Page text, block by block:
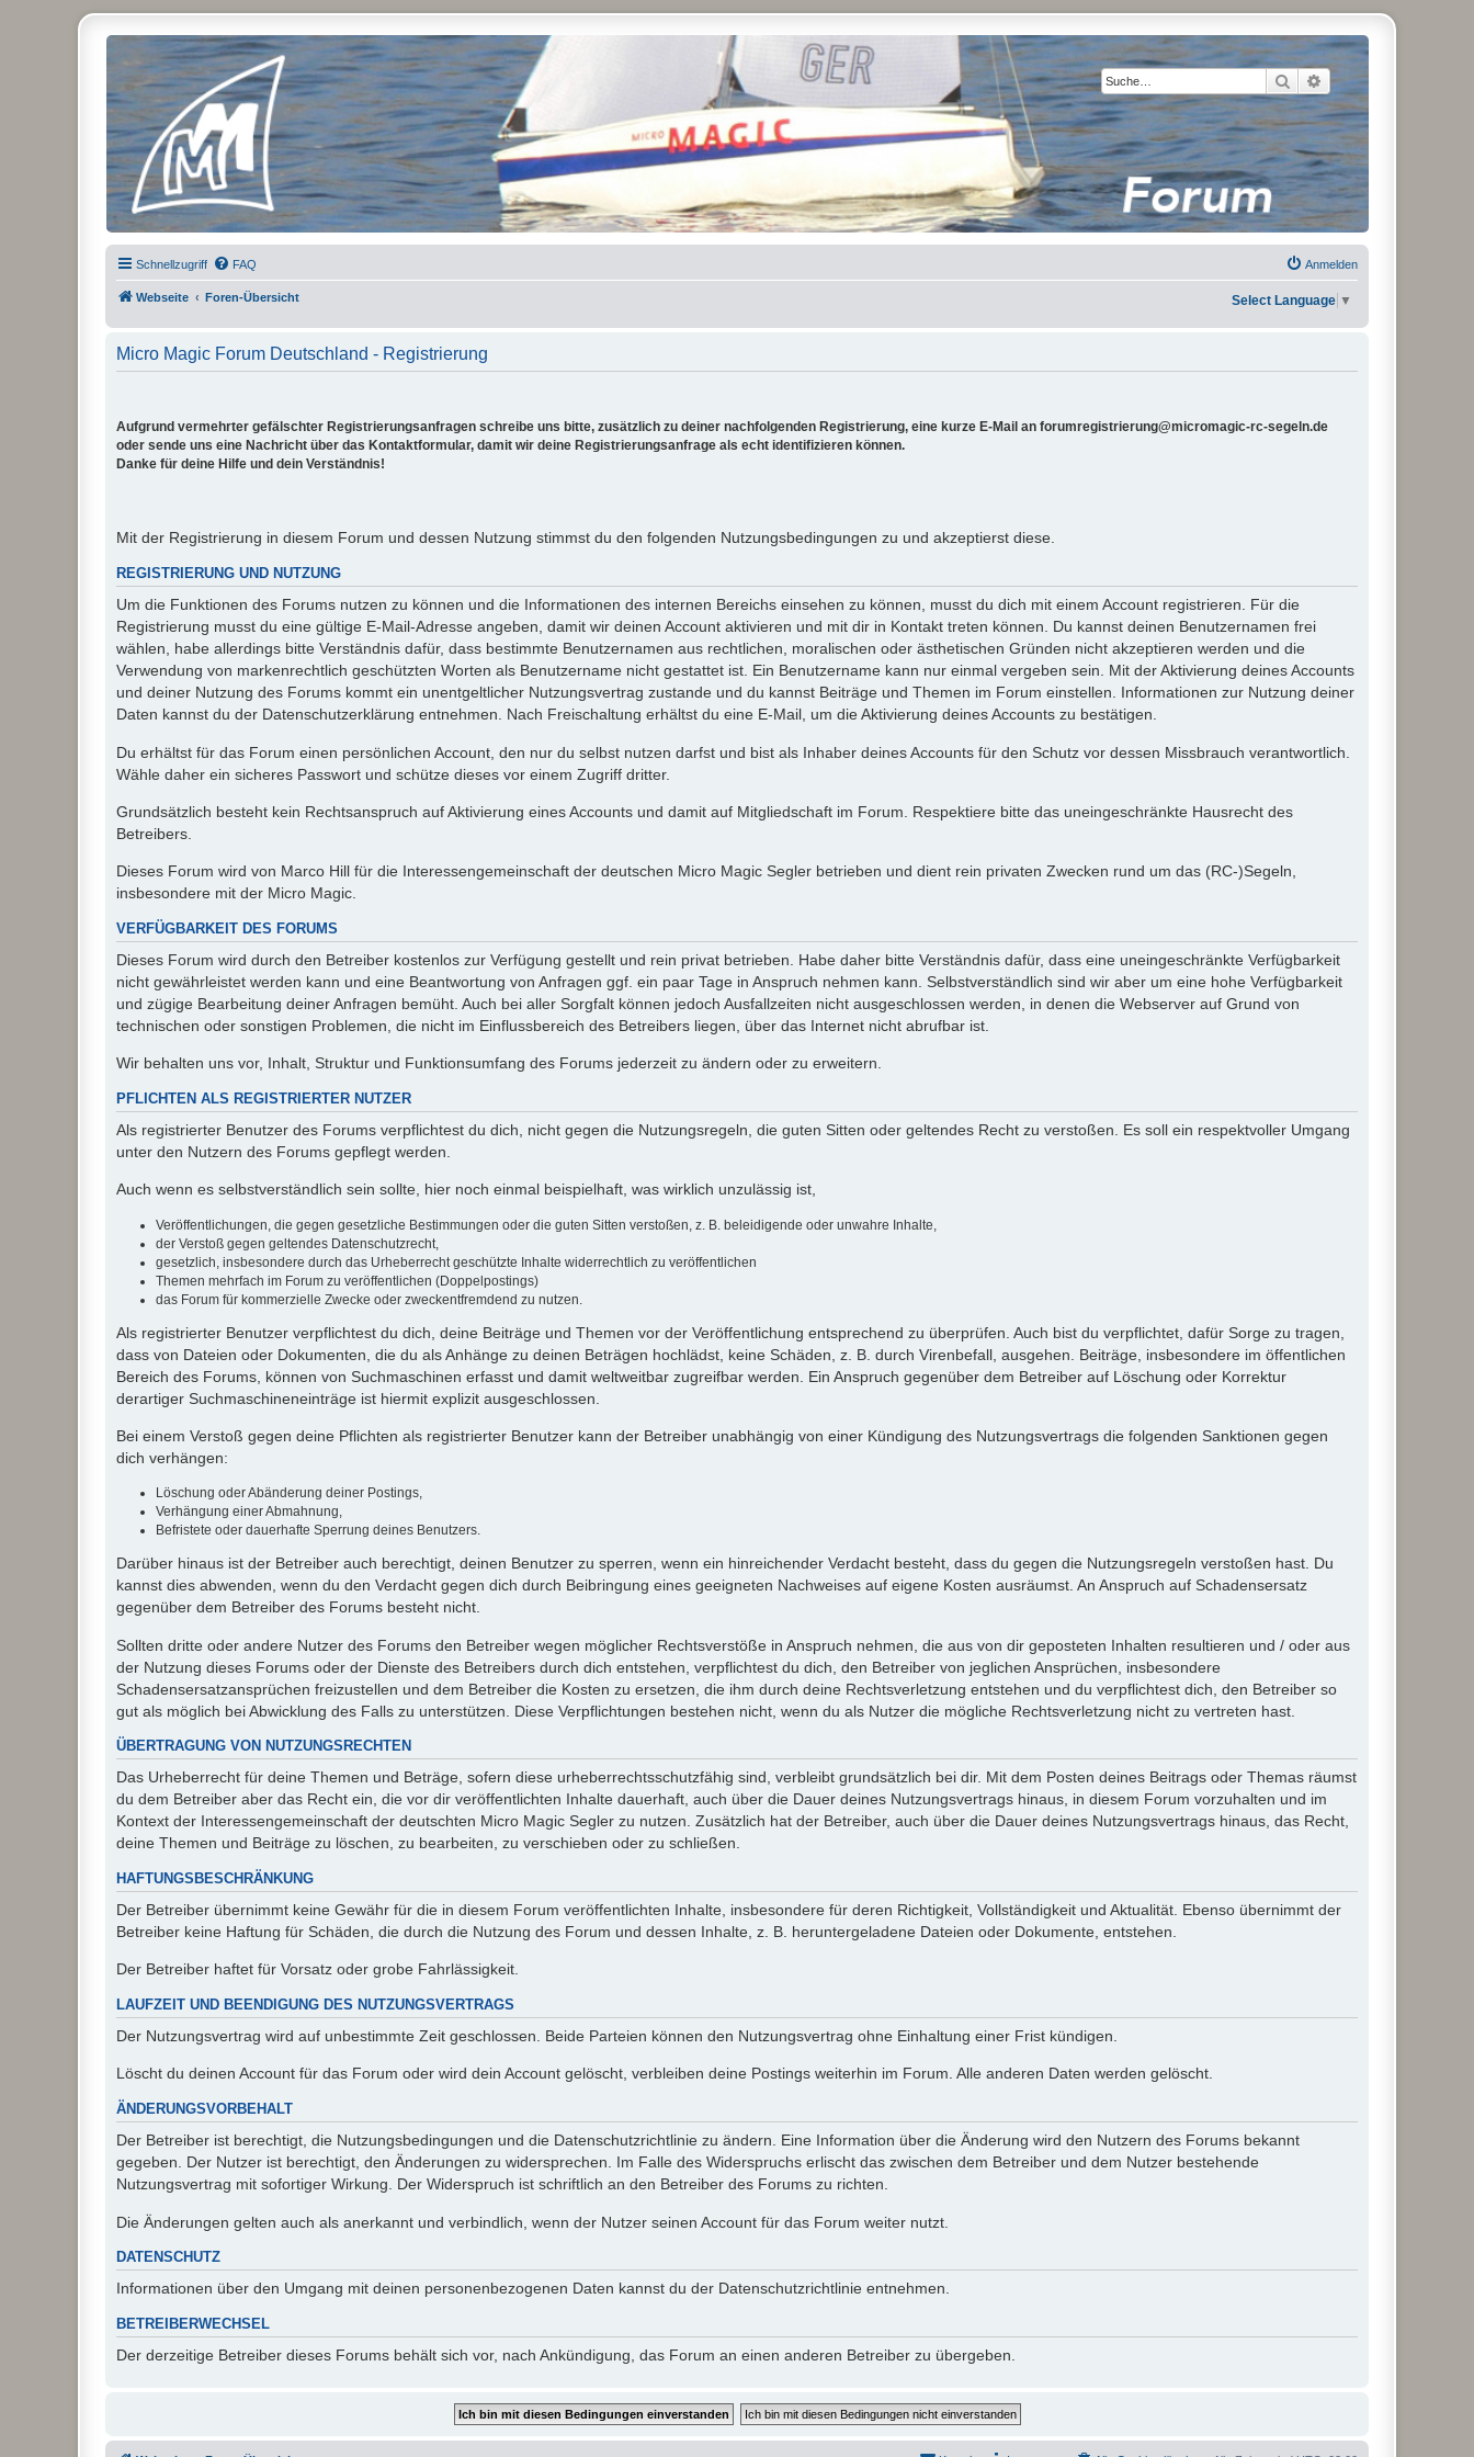
Suche Erweiterte Suche
Micro Magic Forum Deutschland
Schnellzugriff FAQ Anmelden
Webseite Foren-Übersicht Select Language ▼
Micro Magic Forum Deutschland - Registrierung
Aufgrund vermehrter gefälschter Registrierungsanfragen schreibe uns bitte, zusätzlich zu deiner nachfolgenden Registrierung, eine kurze E-Mail an forumregistrierung@micromagic-rc-segeln.de
oder sende uns eine Nachricht über das Kontaktformular, damit wir deine Registrierungsanfrage als echt identifizieren können.
Danke für deine Hilfe und dein Verständnis!
Mit der Registrierung in diesem Forum und dessen Nutzung stimmst du den folgenden Nutzungsbedingungen zu und akzeptierst diese.
REGISTRIERUNG UND NUTZUNG
Um die Funktionen des Forums nutzen zu können und die Informationen des internen Bereichs einsehen zu können, musst du dich mit einem Account registrieren. Für die
Registrierung musst du eine gültige E-Mail-Adresse angeben, damit wir deinen Account aktivieren und mit dir in Kontakt treten können. Du kannst deinen Benutzernamen frei
wählen, habe allerdings bitte Verständnis dafür, dass bestimmte Benutzernamen aus rechtlichen, moralischen oder ästhetischen Gründen nicht akzeptieren werden und die
Verwendung von markenrechtlich geschützten Worten als Benutzername nicht gestattet ist. Ein Benutzername kann nur einmal vergeben sein. Mit der Aktivierung deines Accounts
und deiner Nutzung des Forums kommt ein unentgeltlicher Nutzungsvertrag zustande und du kannst Beiträge und Themen im Forum einstellen. Informationen zur Nutzung deiner
Daten kannst du der Datenschutzerklärung entnehmen. Nach Freischaltung erhältst du eine E-Mail, um die Aktivierung deines Accounts zu bestätigen.
Du erhältst für das Forum einen persönlichen Account, den nur du selbst nutzen darfst und bist als Inhaber deines Accounts für den Schutz vor dessen Missbrauch verantwortlich.
Wähle daher ein sicheres Passwort und schütze dieses vor einem Zugriff dritter.
Grundsätzlich besteht kein Rechtsanspruch auf Aktivierung eines Accounts und damit auf Mitgliedschaft im Forum. Respektiere bitte das uneingeschränkte Hausrecht des
Betreibers.
Dieses Forum wird von Marco Hill für die Interessengemeinschaft der deutschen Micro Magic Segler betrieben und dient rein privaten Zwecken rund um das (RC-)Segeln,
insbesondere mit der Micro Magic.
VERFÜGBARKEIT DES FORUMS
Dieses Forum wird durch den Betreiber kostenlos zur Verfügung gestellt und rein privat betrieben. Habe daher bitte Verständnis dafür, dass eine uneingeschränkte Verfügbarkeit
nicht gewährleistet werden kann und eine Beantwortung von Anfragen ggf. ein paar Tage in Anspruch nehmen kann. Selbstverständlich sind wir aber um eine hohe Verfügbarkeit
und zügige Bearbeitung deiner Anfragen bemüht. Auch bei aller Sorgfalt können jedoch Ausfallzeiten nicht ausgeschlossen werden, in denen die Webserver auf Grund von
technischen oder sonstigen Problemen, die nicht im Einflussbereich des Betreibers liegen, über das Internet nicht abrufbar ist.
Wir behalten uns vor, Inhalt, Struktur und Funktionsumfang des Forums jederzeit zu ändern oder zu erweitern.
PFLICHTEN ALS REGISTRIERTER NUTZER
Als registrierter Benutzer des Forums verpflichtest du dich, nicht gegen die Nutzungsregeln, die guten Sitten oder geltendes Recht zu verstoßen. Es soll ein respektvoller Umgang
unter den Nutzern des Forums gepflegt werden.
Auch wenn es selbstverständlich sein sollte, hier noch einmal beispielhaft, was wirklich unzulässig ist,
Veröffentlichungen, die gegen gesetzliche Bestimmungen oder die guten Sitten verstoßen, z. B. beleidigende oder unwahre Inhalte,
der Verstoß gegen geltendes Datenschutzrecht,
gesetzlich, insbesondere durch das Urheberrecht geschützte Inhalte widerrechtlich zu veröffentlichen
Themen mehrfach im Forum zu veröffentlichen (Doppelpostings)
das Forum für kommerzielle Zwecke oder zweckentfremdend zu nutzen.
Als registrierter Benutzer verpflichtest du dich, deine Beiträge und Themen vor der Veröffentlichung entsprechend zu überprüfen. Auch bist du verpflichtet, dafür Sorge zu tragen,
dass von Dateien oder Dokumenten, die du als Anhänge zu deinen Beträgen hochlädst, keine Schäden, z. B. durch Virenbefall, ausgehen. Beiträge, insbesondere im öffentlichen
Bereich des Forums, können von Suchmaschinen erfasst und damit weltweitbar zugreifbar werden. Ein Anspruch gegenüber dem Betreiber auf Löschung oder Korrektur
derartiger Suchmaschineneinträge ist hiermit explizit ausgeschlossen.
Bei einem Verstoß gegen deine Pflichten als registrierter Benutzer kann der Betreiber unabhängig von einer Kündigung des Nutzungsvertrags die folgenden Sanktionen gegen
dich verhängen:
Löschung oder Abänderung deiner Postings,
Verhängung einer Abmahnung,
Befristete oder dauerhafte Sperrung deines Benutzers.
Darüber hinaus ist der Betreiber auch berechtigt, deinen Benutzer zu sperren, wenn ein hinreichender Verdacht besteht, dass du gegen die Nutzungsregeln verstoßen hast. Du
kannst dies abwenden, wenn du den Verdacht gegen dich durch Beibringung eines geeigneten Nachweises auf eigene Kosten ausräumst. An Anspruch auf Schadensersatz
gegenüber dem Betreiber des Forums besteht nicht.
Sollten dritte oder andere Nutzer des Forums den Betreiber wegen möglicher Rechtsverstöße in Anspruch nehmen, die aus von dir geposteten Inhalten resultieren und / oder aus
der Nutzung dieses Forums oder der Dienste des Betreibers durch dich entstehen, verpflichtest du dich, den Betreiber von jeglichen Ansprüchen, insbesondere
Schadensersatzansprüchen freizustellen und dem Betreiber die Kosten zu ersetzen, die ihm durch deine Rechtsverletzung entstehen und du verpflichtest dich, den Betreiber so
gut als möglich bei Abwicklung des Falls zu unterstützen. Diese Verpflichtungen bestehen nicht, wenn du als Nutzer die mögliche Rechtsverletzung nicht zu vertreten hast.
ÜBERTRAGUNG VON NUTZUNGSRECHTEN
Das Urheberrecht für deine Themen und Beträge, sofern diese urheberrechtsschutzfähig sind, verbleibt grundsätzlich bei dir. Mit dem Posten deines Beitrags oder Themas räumst
du dem Betreiber aber das Recht ein, die vor dir veröffentlichten Inhalte dauerhaft, auch über die Dauer deines Nutzungsvertrags hinaus, in diesem Forum vorzuhalten und im
Kontext der Interessengemeinschaft der deutschten Micro Magic Segler zu nutzen. Zusätzlich hat der Betreiber, auch über die Dauer deines Nutzungsvertrags hinaus, das Recht,
deine Themen und Beiträge zu löschen, zu bearbeiten, zu verschieben oder zu schließen.
HAFTUNGSBESCHRÄNKUNG
Der Betreiber übernimmt keine Gewähr für die in diesem Forum veröffentlichten Inhalte, insbesondere für deren Richtigkeit, Vollständigkeit und Aktualität. Ebenso übernimmt der
Betreiber keine Haftung für Schäden, die durch die Nutzung des Forum und dessen Inhalte, z. B. heruntergeladene Dateien oder Dokumente, entstehen.
Der Betreiber haftet für Vorsatz oder grobe Fahrlässigkeit.
LAUFZEIT UND BEENDIGUNG DES NUTZUNGSVERTRAGS
Der Nutzungsvertrag wird auf unbestimmte Zeit geschlossen. Beide Parteien können den Nutzungsvertrag ohne Einhaltung einer Frist kündigen.
Löscht du deinen Account für das Forum oder wird dein Account gelöscht, verbleiben deine Postings weiterhin im Forum. Alle anderen Daten werden gelöscht.
ÄNDERUNGSVORBEHALT
Der Betreiber ist berechtigt, die Nutzungsbedingungen und die Datenschutzrichtlinie zu ändern. Eine Information über die Änderung wird den Nutzern des Forums bekannt
gegeben. Der Nutzer ist berechtigt, den Änderungen zu widersprechen. Im Falle des Widerspruchs erlischt das zwischen dem Betreiber und dem Nutzer bestehende
Nutzungsvertrag mit sofortiger Wirkung. Der Widerspruch ist schriftlich an den Betreiber des Forums zu richten.
Die Änderungen gelten auch als anerkannt und verbindlich, wenn der Nutzer seinen Account für das Forum weiter nutzt.
DATENSCHUTZ
Informationen über den Umgang mit deinen personenbezogenen Daten kannst du der Datenschutzrichtlinie entnehmen.
BETREIBERWECHSEL
Der derzeitige Betreiber dieses Forums behält sich vor, nach Ankündigung, das Forum an einen anderen Betreiber zu übergeben.